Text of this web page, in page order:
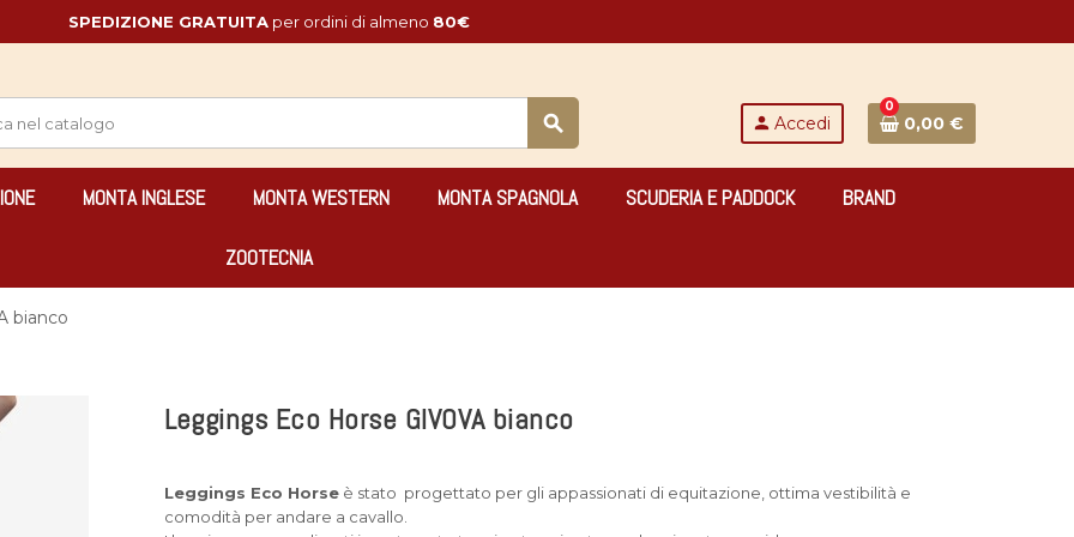
SPEDIZIONE GRATUITAper ordini di almeno 80€
search person Accedi
0
0,00 €
MONTA INGLESE MONTA WESTERN MONTA SPAGNOLA SCUDERIA E PADDOCK BRAND
ZOOTECNIA
bianco
Leggings Eco Horse GIVOVA bianco
Leggings Eco Horseè stato progettato per gli appassionati di equitazione, ottima vestibilità e
comodità per andare a cavallo.